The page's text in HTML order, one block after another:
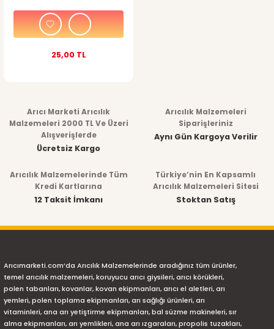
25,00 TL
Arıcı Marketi Arıcılık
Malzemeleri 2000 TL Ve Üzeri
Alışverişlerde
Ücretsiz Kargo
Arıcılık Malzemeleri
Siparişleriniz
Aynı Gün Kargoya Verilir
Arıcılık Malzemelerinde Tüm
Kredi Kartlarına
12 Taksit İmkanı
Türkiye’nin En Kapsamlı
Arıcılık Malzemeleri Sitesi
Stoktan Satış
Arıcımarketi.com’da Arıcılık Malzemelerinde aradığınız tüm ürünler,
temel arıcılık malzemeleri, koruyucu arıcı giysileri, arıcı körükleri,
polen tabanları, kovanlar, kovan ekipmanları, arıcı el aletleri, arı
yemleri, polen toplama ekipmanları, arı sağlığı ürünleri, arı
vitaminleri, ana arı yetiştirme ekipmanları, bal süzme makineleri, sır
alma ekipmanları, arı yemlikleri, ana arı ızgaraları, propolis tuzakları,